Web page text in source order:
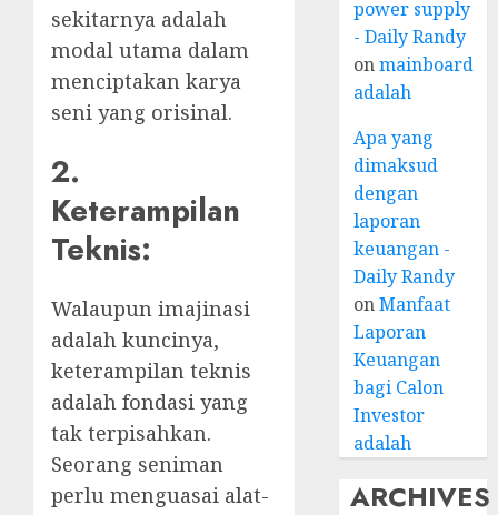
sekitarnya adalah
modal utama dalam
menciptakan karya
seni yang orisinal.
2.
Keterampilan
Teknis:
Walaupun imajinasi
adalah kuncinya,
keterampilan teknis
adalah fondasi yang
tak terpisahkan.
Seorang seniman
perlu menguasai alat-
power supply
- Daily Randy
onmainboard
adalah
Apa yang
dimaksud
dengan
laporan
keuangan -
Daily Randy
onManfaat
Laporan
Keuangan
bagi Calon
Investor
adalah
ARCHIVES